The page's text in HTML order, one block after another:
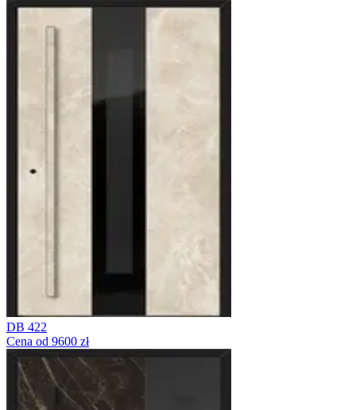
DB 422
Cena od 9600 zł